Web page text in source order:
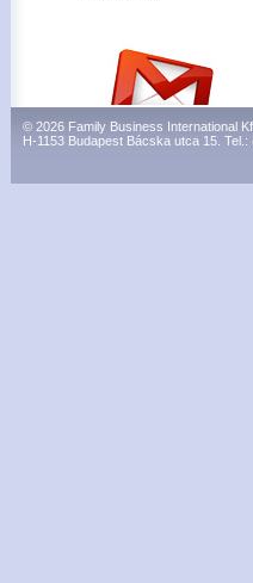
© 2026 Family Business International
H-1153 Budapest Bácska utca 15.